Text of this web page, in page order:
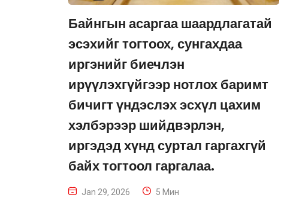
Байнгын асаргаа шаардлагатай
эсэхийг тогтоох, сунгахдаа
иргэнийг биечлэн
ирүүлэхгүйгээр нотлох баримт
бичигт үндэслэх эсхүл цахим
хэлбэрээр шийдвэрлэн,
иргэдэд хүнд суртал гаргахгүй
байх тогтоол гаргалаа.
Jan 29, 2026 5 Мин